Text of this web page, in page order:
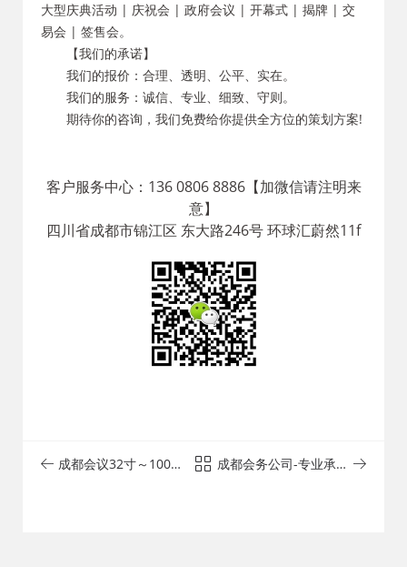
大型庆典活动 | 庆祝会 | 政府会议 | 开幕式 | 揭牌 | 交
易会 | 签售会。
【我们的承诺】
我们的报价：合理、透明、公平、实在。
我们的服务：诚信、专业、细致、守则。
期待你的咨询，我们免费给你提供全方位的策划方案!
客户服务中心：136 0806 8886【加微信请注明来
意】
四川省成都市锦江区 东大路246号 环球汇蔚然11f
成都会议32寸～100寸
成都会务公司-专业承接